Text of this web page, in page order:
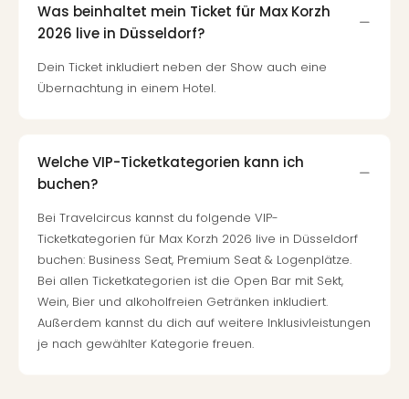
Was beinhaltet mein Ticket für Max Korzh
2026 live in Düsseldorf?
Dein Ticket inkludiert neben der Show auch eine
Übernachtung in einem Hotel.
Welche VIP-Ticketkategorien kann ich
buchen?
Bei Travelcircus kannst du folgende VIP-
Ticketkategorien für Max Korzh 2026 live in Düsseldorf
buchen: Business Seat, Premium Seat & Logenplätze.
Bei allen Ticketkategorien ist die Open Bar mit Sekt,
Wein, Bier und alkoholfreien Getränken inkludiert.
Außerdem kannst du dich auf weitere Inklusivleistungen
je nach gewählter Kategorie freuen.